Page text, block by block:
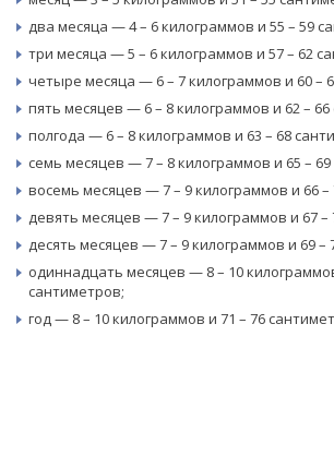
два месяца — 4 – 6 килограммов и 55 – 59
три месяца — 5 – 6 килограммов и 57 – 62
четыре месяца — 6 – 7 килограммов и 60 –
пять месяцев — 6 – 8 килограммов и 62 –
полгода — 6 – 8 килограммов и 63 – 68
семь месяцев — 7 – 8 килограммов и 65 –
восемь месяцев — 7 – 9 килограммов и 66 –
девять месяцев — 7 – 9 килограммов и 67 –
десять месяцев — 7 – 9 килограммов и 69 –
одиннадцать месяцев — 8 – 10
сантиметров;
год — 8 – 10 килограммов и 71 – 76